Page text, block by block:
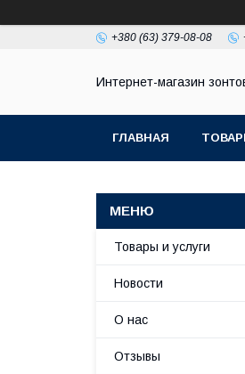
+380 (63) 379-08-08
Интернет-магазин
ГЛАВНАЯ
Товары и услуги
Новости
О нас
Отзывы